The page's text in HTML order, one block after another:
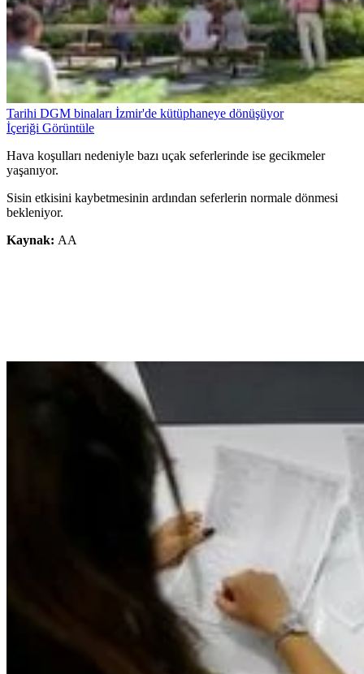
Tarihi DGM binaları İzmir'de kütüphaneye dönüşüyor
İçeriği Görüntüle
Hava koşulları nedeniyle bazı uçak seferlerinde ise gecikmeler
yaşanıyor.
Sisin etkisini kaybetmesinin ardından seferlerin normale dönmesi
bekleniyor.
Kaynak: AA